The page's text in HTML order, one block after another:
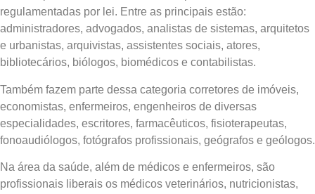
regulamentadas por lei. Entre as principais estão:
administradores, advogados, analistas de sistemas, arquitetos
e urbanistas, arquivistas, assistentes sociais, atores,
bibliotecários, biólogos, biomédicos e contabilistas.
Também fazem parte dessa categoria corretores de imóveis,
economistas, enfermeiros, engenheiros de diversas
especialidades, escritores, farmacêuticos, fisioterapeutas,
fonoaudiólogos, fotógrafos profissionais, geógrafos e geólogos.
Na área da saúde, além de médicos e enfermeiros, são
profissionais liberais os médicos veterinários, nutricionistas,